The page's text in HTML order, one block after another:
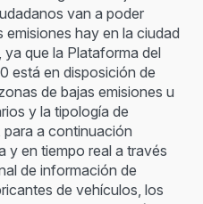
van a poder
emisiones hay en la ciudad
ya que la Plataforma del
está en disposición de
de bajas emisiones u
y la tipología de
para a continuación
y en tiempo real a través
de información de
de vehículos, los